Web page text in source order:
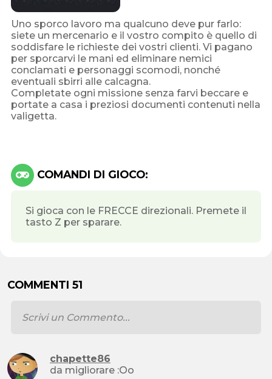
Uno sporco lavoro ma qualcuno deve pur farlo:
siete un mercenario e il vostro compito è quello di
soddisfare le richieste dei vostri clienti. Vi pagano
per sporcarvi le mani ed eliminare nemici
conclamati e personaggi scomodi, nonché
eventuali sbirri alle calcagna.
Completate ogni missione senza farvi beccare e
portate a casa i preziosi documenti contenuti nella
valigetta.
COMANDI DI GIOCO:
Si gioca con le FRECCE direzionali. Premete il
tasto Z per sparare.
COMMENTI 51
chapette86
da migliorare :Oo